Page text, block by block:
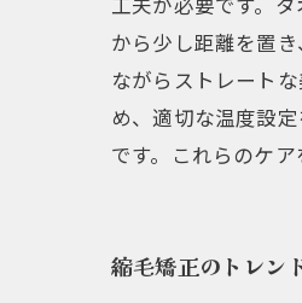
から少し距離を置
ながらストレート
め、適切な温度設
です。これらのケ
縮毛矯正のトレン